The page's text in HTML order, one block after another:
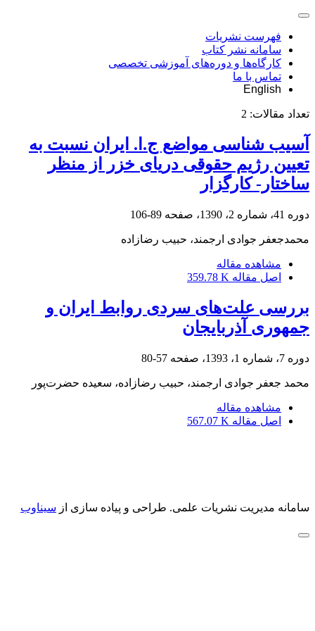
فهرست نشریات
سامانه نشر کتاب
کارگاه‌ها و دوره‌های آموزشی تخصصی
تماس با ما
English
تعداد مقالات: 2
آسیب شناسی مواضع ج.ا. ایران نسبت به
تعیین رژیم حقوقی دریای خزر از منظر
ساختار- کارگزار
دوره 41، شماره 2، 1390، صفحه 89-106
محمدجعفر جوادی ارجمند، حبیب رضازاده
مشاهده مقاله
اصل مقاله 359.78 K
بررسی علت‌های سردی روابط ایران و
جمهوری آذربایجان
دوره 7، شماره 1، 1393، صفحه 57-80
محمد جعفر جوادی ارجمند، حبیب رضازاده، سعیده حضرت‌پور
مشاهده مقاله
اصل مقاله 567.07 K
سامانه مدیریت نشریات علمی. طراحی و پیاده سازی از سیناوب